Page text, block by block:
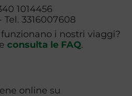
1014456
Tel. 3316007608
i nostri viaggi?
e consulta le FAQ.
online su